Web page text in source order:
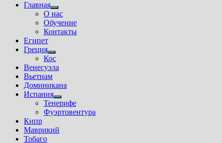
Главная
Показать
подменю
О нас
Обучение
Контакты
Египет
Греция
Показать
подменю
Кос
Венесуэла
Вьетнам
Доминикана
Испания
Показать
подменю
Тенерифе
Фуэртовентура
Кипр
Маврикий
Тобаго